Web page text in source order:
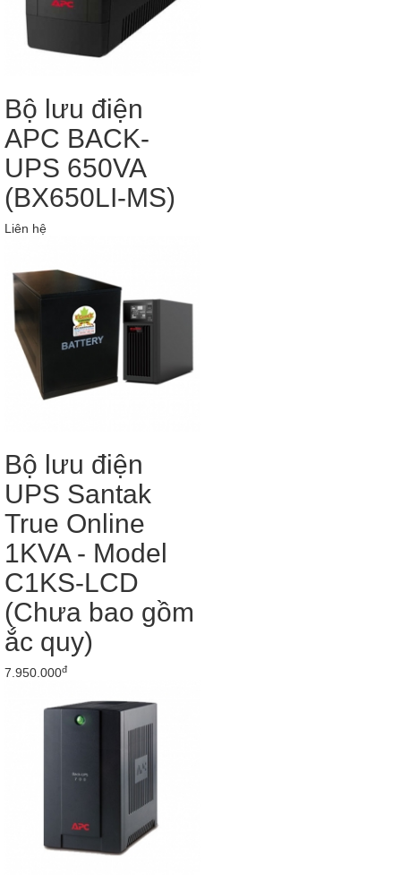
Bộ lưu điện
APC BACK-
UPS 650VA
(BX650LI-MS)
Liên hệ
Bộ lưu điện
UPS Santak
True Online
1KVA - Model
C1KS-LCD
(Chưa bao gồm
ắc quy)
7.950.000đ